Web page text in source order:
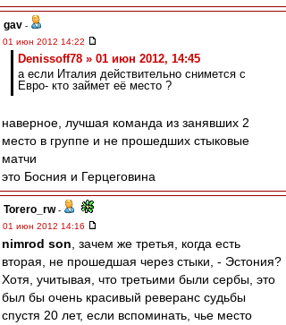
gav -
01 июн 2012 14:22
Denissoff78 » 01 июн 2012, 14:45
а если Италия действительно снимется с
Евро- кто займет её место ?
наверное, лучшая команда из занявших 2
место в группе и не прошедших стыковые
матчи
это Босния и Герцеговина
Torero_rw-
01 июн 2012 14:16
nimrod son , зачем же третья, когда есть
вторая, не прошедшая через стыки, - Эстония?
Хотя, учитывая, что третьими были сербы, это
был бы очень красивый реверанс судьбы
спустя 20 лет, если вспоминать, чье место